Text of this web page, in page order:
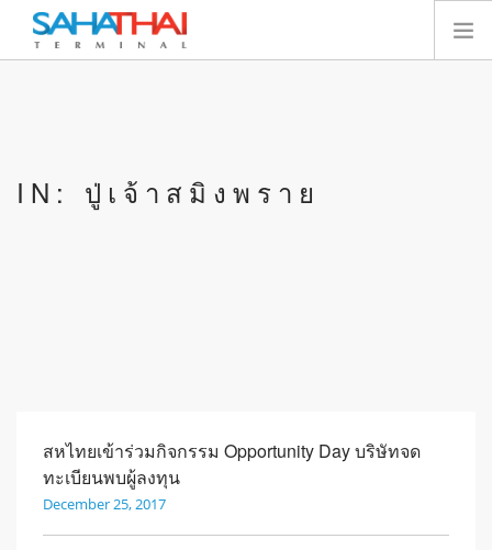
บริการ
IN: ปู่เจ้าสมิงพราย
สหไทยเข้าร่วมกิจกรรม Opportunity Day บริษัทจด
ทะเบียนพบผู้ลงทุน
December 25, 2017